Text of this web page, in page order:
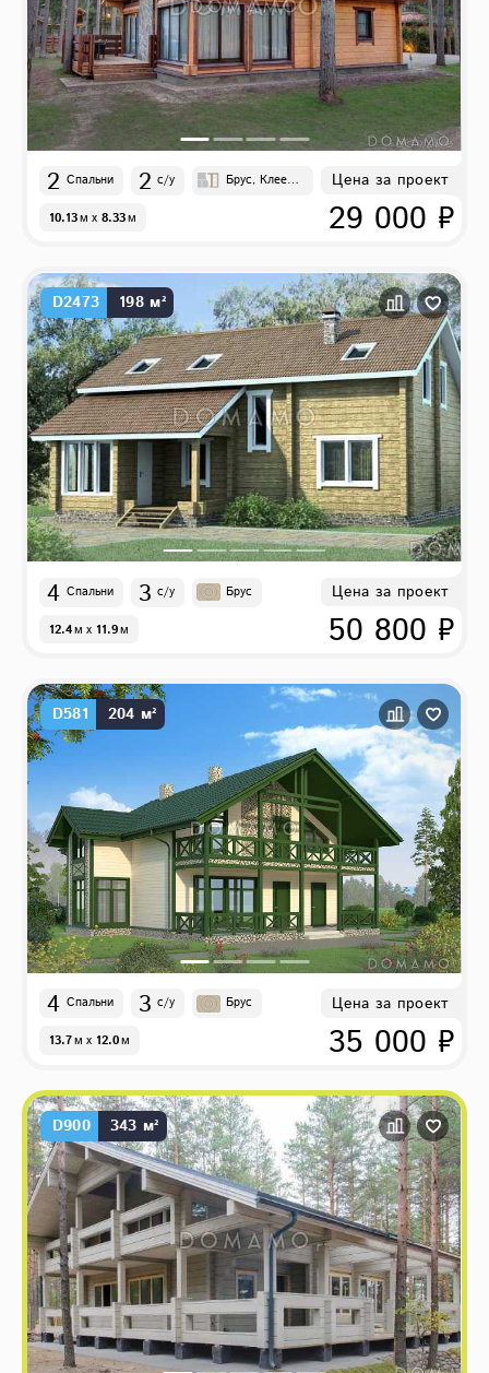
2 Спальни 2 с/у
Брус, Клеены
10.13м x 8.33м
Цена за проект
29 000 ₽
D2473 198 м²
4 Спальни 3 с/у Брус
12.4м x 11.9м
Цена за проект
50 800 ₽
D581 204 м²
4 Спальни 3 с/у Брус
13.7м x 12.0м
Цена за проект
35 000 ₽
D900 343 м²